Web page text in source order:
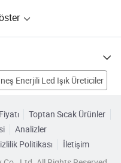
Enerjili Led Işık Üreticiler
Toptan Sıcak Ürünler
Analizler
Politikası
İletişim